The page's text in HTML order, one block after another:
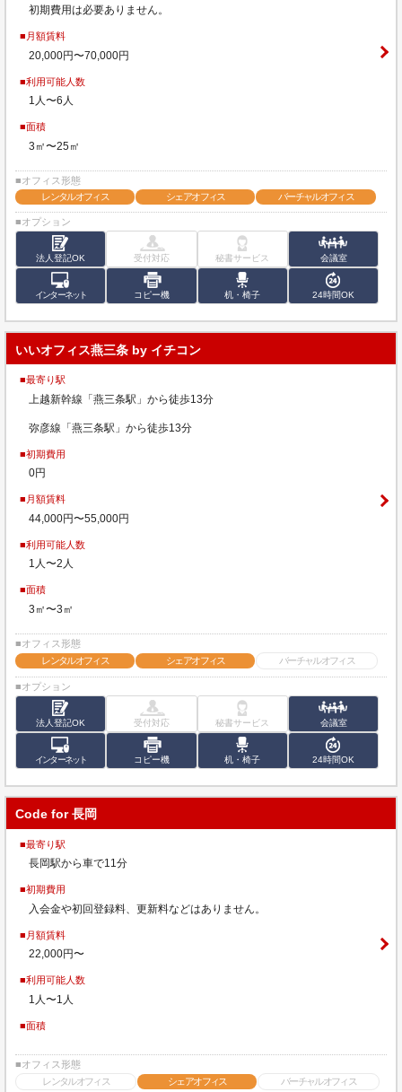
初期費用は必要ありません。
■月額賃料
20,000円〜70,000円
■利用可能人数
1人〜6人
■面積
3㎡〜25㎡
■オフィス形態
レンタルオフィス
シェアオフィス バーチャルオフィス
■オプション
法人登記OK 受付対応 秘書サービス 会議室
インターネット コピー機 机・椅子 24時間OK
いいオフィス燕三条 by イチコン
■最寄り駅
上越新幹線「燕三条駅」から徒歩13分
弥彦線「燕三条駅」から徒歩13分
■初期費用
0円
■月額賃料
44,000円〜55,000円
■利用可能人数
1人〜2人
■面積
3㎡〜3㎡
■オフィス形態
レンタルオフィス
シェアオフィス バーチャルオフィス
■オプション
法人登記OK 受付対応 秘書サービス 会議室
インターネット コピー機 机・椅子 24時間OK
Code for 長岡
■最寄り駅
長岡駅から車で11分
■初期費用
入会金や初回登録料、更新料などはありません。
■月額賃料
22,000円〜
■利用可能人数
1人〜1人
■面積
■オフィス形態
レンタルオフィス
シェアオフィス バーチャルオフィス